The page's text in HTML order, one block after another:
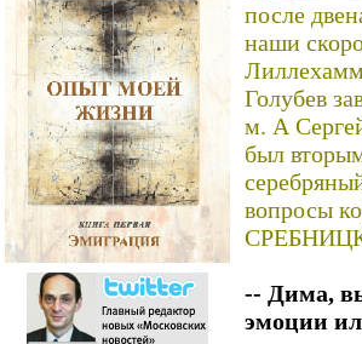
после
наши
Голубев
м. А
был
вопросы
-- Дима,
эмоции